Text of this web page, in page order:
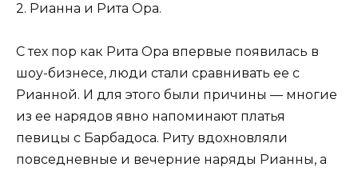
2. Рианна и Рита Ора.
С тех пор как Рита Ора впервые появилась в
шоу-бизнесе, люди стали сравнивать ее с
Рианной. И для этого были причины — многие
из ее нарядов явно напоминают платья
певицы с Барбадоса. Риту вдохновляли
повседневные и вечерние наряды Рианны, а